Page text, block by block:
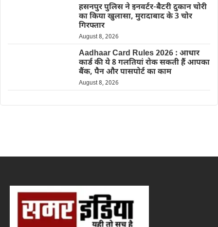
हसनपुर पुलिस ने इनवर्टर-बैटरी दुकान चोरी
का किया खुलासा, मुरादाबाद के 3 चोर
गिरफ्तार
August 8, 2026
Aadhaar Card Rules 2026 : आधार
कार्ड की ये 8 गलतियां रोक सकती हैं आपका
बैंक, पैन और पासपोर्ट का काम
August 8, 2026